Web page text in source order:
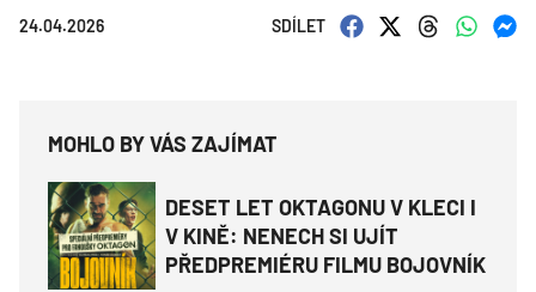
24.04.2026 SDÍLET
MOHLO BY VÁS ZAJÍMAT
DESET LET OKTAGONU V KLECI I
V KINĚ: NENECH SI UJÍT
PŘEDPREMIÉRU FILMU BOJOVNÍK